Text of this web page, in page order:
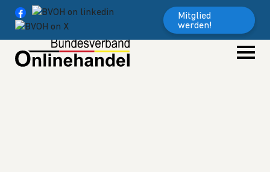
Weiter zum Inhalt
Mitglied
werden!